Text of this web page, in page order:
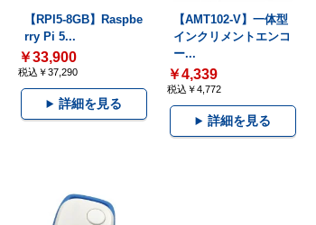
【RPI5-8GB】Raspbe
rry Pi 5...
￥33,900
税込￥37,290
詳細を見る
【AMT102-V】一体型
インクリメントエンコ
ー...
￥4,339
税込￥4,772
詳細を見る